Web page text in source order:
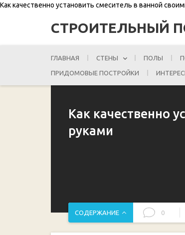
Как качественно установить смеситель в ванной
СТРОИТЕЛЬНЫЙ
ГЛАВНАЯ СТЕНЫ ПОЛЫ
ПРИДОМОВЫЕ ПОСТРОЙКИ
Как качественно
руками
СОДЕРЖАНИЕ 0